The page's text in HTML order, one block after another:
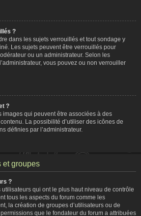
?
dans les sujets verrouillés et tout sondage y
Les sujets peuvent être verrouillés pour
ou un administrateur. Selon les
vous pouvez ou non verrouiller
?
images qui peuvent être associées à des
La possibilité d’utiliser des icônes de
définies par l’administrateur.
et groupes
?
qui ont le plus haut niveau de contrôle
tous les aspects du forum comme les
la création de groupes d’utilisateurs ou de
que le fondateur du forum a attribuées